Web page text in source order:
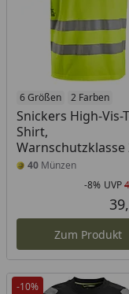
6 Größen 2 Farben
Snickers High-Vis-
Shirt,
Warnschutzklasse
40 Münzen
-8% UVP
Zum Produkt
-10%